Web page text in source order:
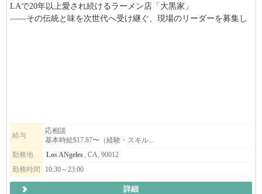
LAで20年以上愛され続けるラーメン店「大黒家」
——その伝統と味を次世代へ受け継ぐ、現場のリーダーを募集し
給与
応相談
基本時給$17.87〜（経験・スキル...
勤務地
Los ANgeles, CA, 90012
勤務時間
10:30～23:00
詳細